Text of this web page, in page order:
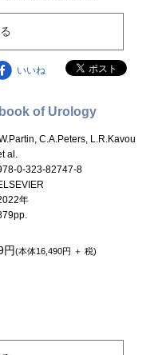
いいね
of Urology
C.A.Peters, L.R.Kavou
al.
0-323-82747-8
年
円(本体16,490円 ＋ 税)